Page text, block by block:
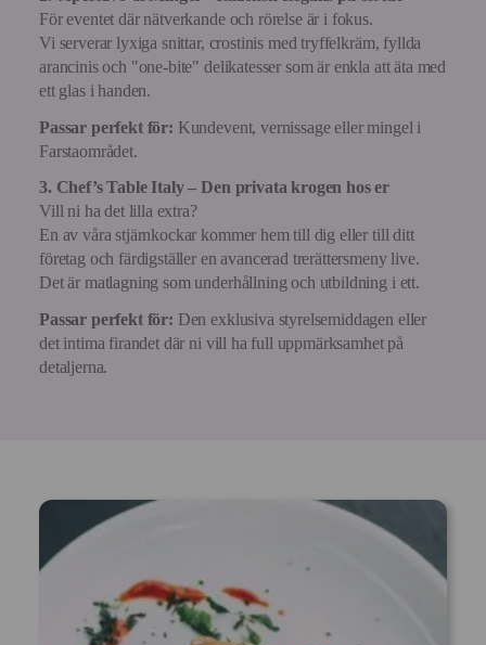
För eventet där nätverkande och rörelse är i fokus.
Vi serverar lyxiga snittar, crostinis med tryffelkräm, fyllda
arancinis och "one-bite" delikatesser som är enkla att äta med
ett glas i handen.
Passar perfekt för: Kundevent, vernissage eller mingel i
Farstaområdet.
3. Chef’s Table Italy – Den privata krogen hos er
Vill ni ha det lilla extra?
En av våra stjärnkockar kommer hem till dig eller till ditt
företag och färdigställer en avancerad trerättersmeny live.
Det är matlagning som underhållning och utbildning i ett.
Passar perfekt för: Den exklusiva styrelsemiddagen eller
det intima firandet där ni vill ha full uppmärksamhet på
detaljerna.